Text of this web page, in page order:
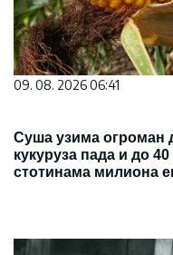
09. 08. 2026 06:41
Суша узима огроман
кукуруза пада и до
стотинама милиона